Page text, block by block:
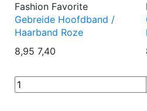
Fashion Favorite
Gebreide Hoofdband /
Haarband Roze
8,95 7,40